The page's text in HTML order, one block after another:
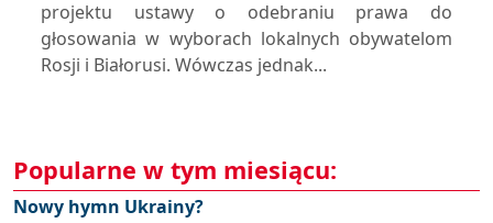
projektu ustawy o odebraniu prawa do
głosowania w wyborach lokalnych obywatelom
Rosji i Białorusi. Wówczas jednak...
Popularne w tym miesiącu:
Nowy hymn Ukrainy?